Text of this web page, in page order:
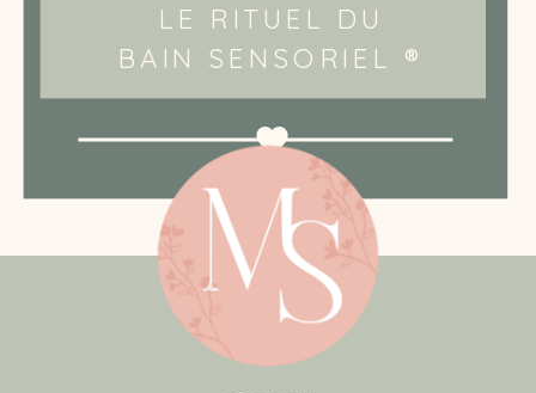
LE RITUEL DU
BAIN SENSORIEL ®